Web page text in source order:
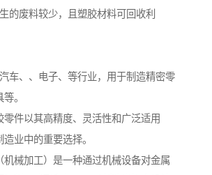
的废料较少，且塑胶材料可回收利
车、、电子、等行业，用于制造精密零
。
零件以其高精度、灵活性和广泛适用
业中的重要选择。
机械加工）是一种通过机械设备对金属